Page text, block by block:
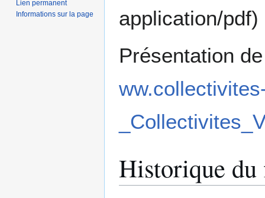
application/pdf)
Présentation
Historique
Lien permanent
Informations sur la page